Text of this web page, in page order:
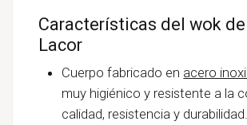
Características del wok
Lacor
Cuerpo fabricado en acero
muy higiénico y resistente a la
calidad, resistencia y durabilidad.